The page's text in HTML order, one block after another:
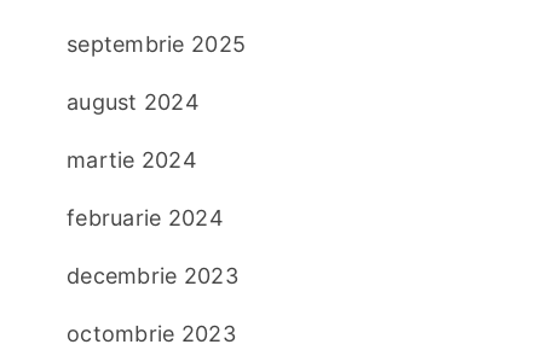
septembrie 2025
august 2024
martie 2024
februarie 2024
decembrie 2023
octombrie 2023